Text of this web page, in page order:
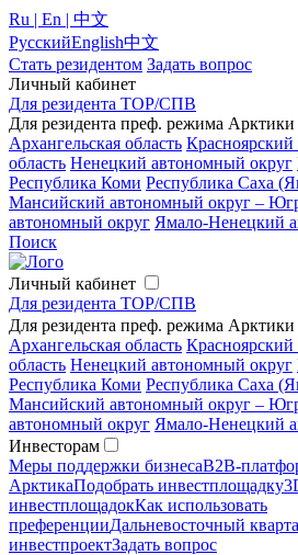
Ru | En | 中文
РусскийEnglish中文
Стать резидентом Задать вопрос
Личный кабинет
Для резидента ТОР/СПВ
Для резидента преф. режима Арктики
Архангельская область Красноярский
область Ненецкий автономный округ
Республика Коми Республика Саха
Мансийский автономный округ –
автономный округ Ямало-Ненецкий
Поиск
Личный кабинет
Для резидента ТОР/СПВ
Для резидента преф. режима Арктики
Архангельская область Красноярский
область Ненецкий автономный округ
Республика Коми Республика Саха
Мансийский автономный округ –
автономный округ Ямало-Ненецкий
Инвесторам
Меры поддержки бизнесаB2B-
АрктикаПодобрать инвестплощадку
инвестплощадокКак использовать
преференцииДальневосточный
инвестпроектЗадать вопрос